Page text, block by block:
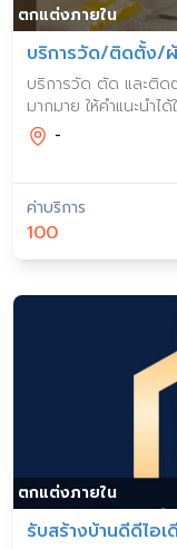
ตกแต่งภายใน
บริการวัด/ติดตั้ง/
บริการวัด ตัด และติด
มากมาย ให้คำแนะนำไ
-
ค่าบริการ
100
ตกแต่งภายใน
รับสร้างบ้านดีดีไอ